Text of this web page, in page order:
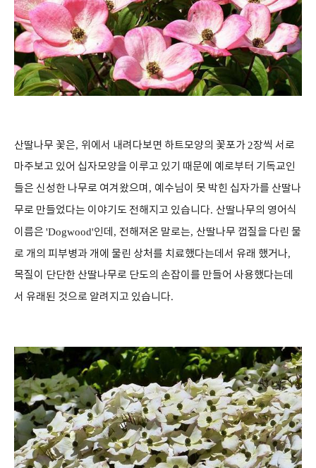
산딸나무 꽃은, 위에서 내려다보면 하트모양의 꽃포가 2장씩 서로
마주보고 있어 십자모양을 이루고 있기 때문에 예로부터 기독교인
들은 신성한 나무로 여겨왔으며 , 예수님이 못 박힌 십자가를 산딸나
무로 만들었다는 이야기도 전해지고 있습니다. 산딸나무의 영어식
이름은 'Dogwood'인데 , 전해져온 말로는, 산딸나무 껍질을 다린 물
로 개의 피부병과 개에 물린 상처를 치료했다는데서 유래 했거나,
목질이 단단한 산딸나무로 단도의 손잡이를 만들어 사용했다는데
서 유래된 것으로 알려지고 있습니다.